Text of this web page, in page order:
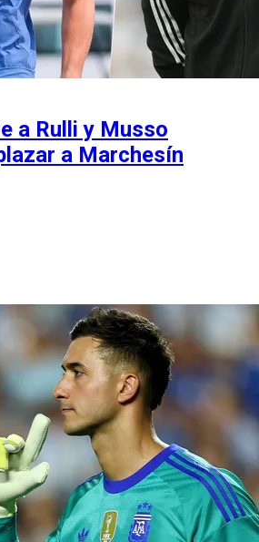
a Rulli y Musso
a Marchesín